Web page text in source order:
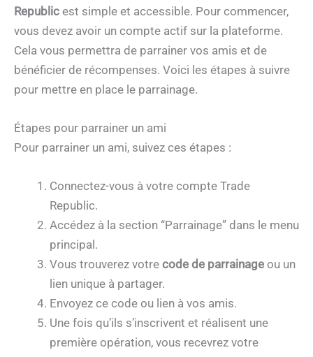
Republic est simple et accessible. Pour commencer,
vous devez avoir un compte actif sur la plateforme.
Cela vous permettra de parrainer vos amis et de
bénéficier de récompenses. Voici les étapes à suivre
pour mettre en place le parrainage.
Étapes pour parrainer un ami
Pour parrainer un ami, suivez ces étapes :
Connectez-vous à votre compte Trade
Republic.
Accédez à la section “Parrainage” dans le menu
principal.
Vous trouverez votre code de parrainage ou un
lien unique à partager.
Envoyez ce code ou lien à vos amis.
Une fois qu’ils s’inscrivent et réalisent une
première opération, vous recevrez votre